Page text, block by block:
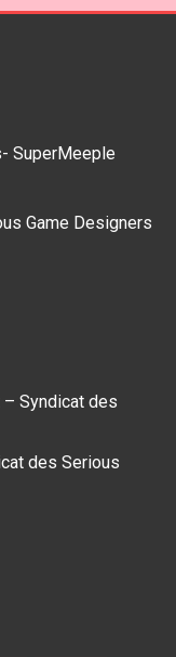
SuperMeeple
Game Designers
Syndicat des
des Serious